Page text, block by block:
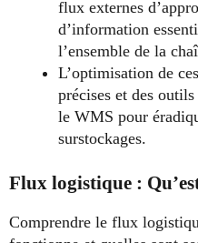
flux externes
d’information
l’ensemble de la
L’optimisation de
précises et des
le WMS pour
surstockages.
Flux logistique :
Comprendre le flux